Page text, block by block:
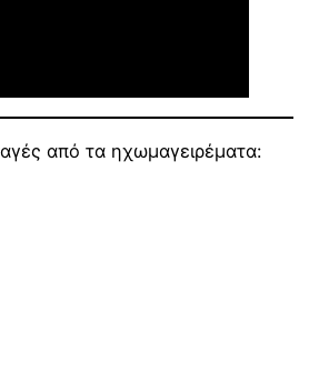
από τα ηχωμαγειρέματα: